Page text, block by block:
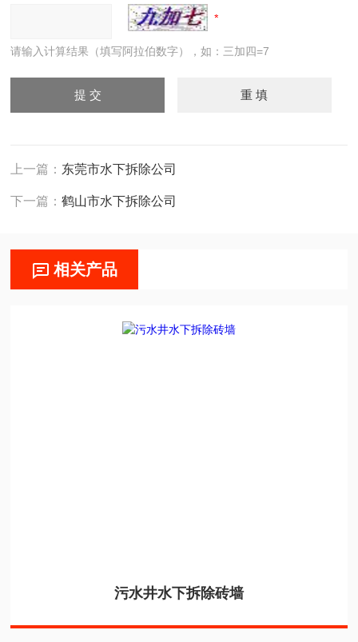
请输入计算结果（填写阿拉伯数字），如：三加四=7
上一篇： 东莞市水下拆除公司
下一篇：鹤山市水下拆除公司
相关产品
污水井水下拆除砖墙